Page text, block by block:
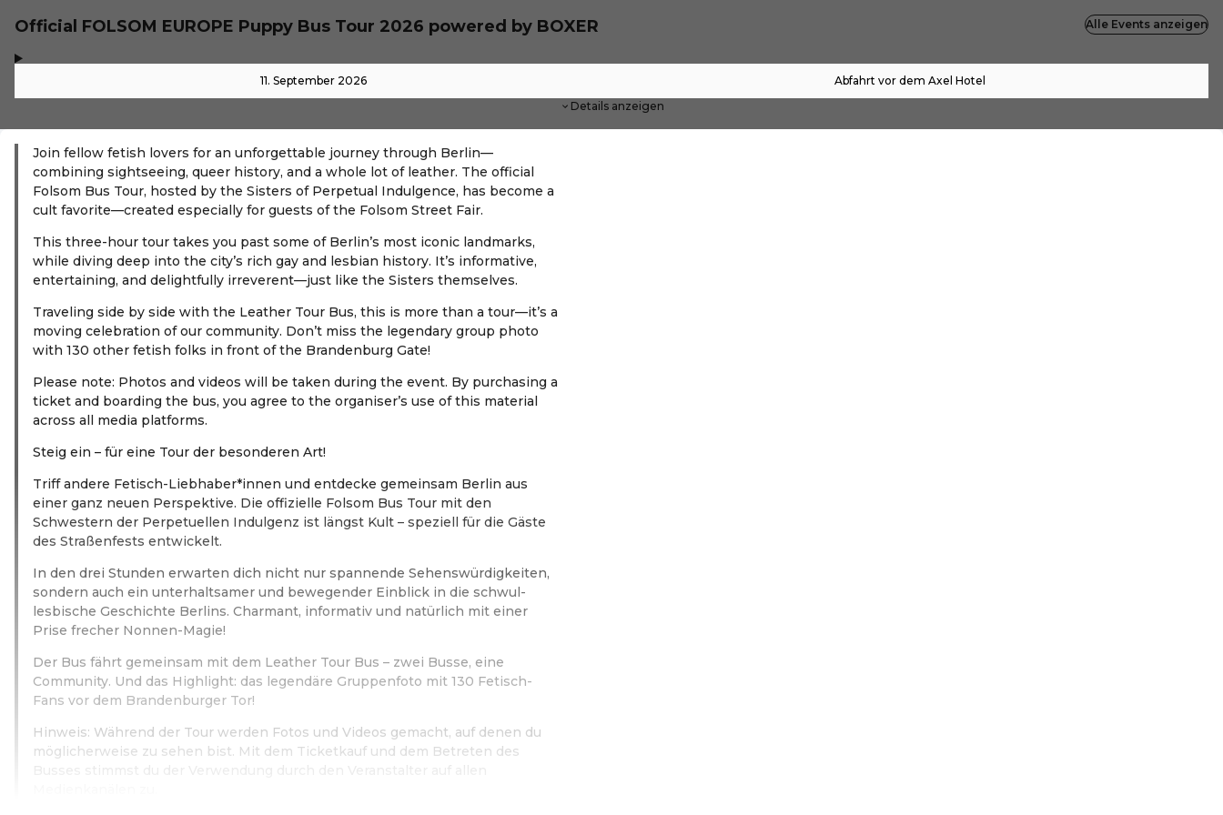
Official FOLSOM EUROPE Puppy Bus Tour 2026 powered by BOXER
11. September 2026 Abfahrt vor dem Axel Hotel
Details anzeigen
Alle Events anzeigen
Join fellow fetish lovers for an unforgettable journey through Berlin—
combining sightseeing, queer history, and a whole lot of leather. The official
Folsom Bus Tour, hosted by the Sisters of Perpetual Indulgence, has become a
cult favorite—created especially for guests of the Folsom Street Fair.
This three-hour tour takes you past some of Berlin’s most iconic landmarks,
while diving deep into the city’s rich gay and lesbian history. It’s informative,
entertaining, and delightfully irreverent—just like the Sisters themselves.
Traveling side by side with the Leather Tour Bus, this is more than a tour—it’s a
moving celebration of our community. Don’t miss the legendary group photo
with 130 other fetish folks in front of the Brandenburg Gate!
Please note: Photos and videos will be taken during the event. By purchasing a
ticket and boarding the bus, you agree to the organiser’s use of this material
across all media platforms.
Steig ein – für eine Tour der besonderen Art!
Triff andere Fetisch-Liebhaber*innen und entdecke gemeinsam Berlin aus
einer ganz neuen Perspektive. Die offizielle Folsom Bus Tour mit den
Schwestern der Perpetuellen Indulgenz ist längst Kult – speziell für die Gäste
des Straßenfests entwickelt.
In den drei Stunden erwarten dich nicht nur spannende Sehenswürdigkeiten,
sondern auch ein unterhaltsamer und bewegender Einblick in die schwul-
lesbische Geschichte Berlins. Charmant, informativ und natürlich mit einer
Prise frecher Nonnen-Magie!
Der Bus fährt gemeinsam mit dem Leather Tour Bus – zwei Busse, eine
Community. Und das Highlight: das legendäre Gruppenfoto mit 130 Fetisch-
Fans vor dem Brandenburger Tor!
Hinweis: Während der Tour werden Fotos und Videos gemacht, auf denen du
möglicherweise zu sehen bist. Mit dem Ticketkauf und dem Betreten des